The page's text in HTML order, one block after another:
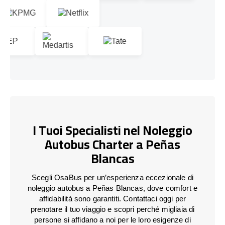
I Tuoi Specialisti nel Noleggio
Autobus Charter a Peñas
Blancas
Scegli OsaBus per un’esperienza eccezionale di
noleggio autobus a Peñas Blancas, dove comfort e
affidabilità sono garantiti. Contattaci oggi per
prenotare il tuo viaggio e scopri perché migliaia di
persone si affidano a noi per le loro esigenze di